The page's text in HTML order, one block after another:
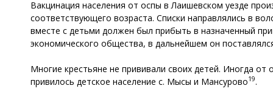
Вакцинация населения от оспы в Лаишевском уезде
соответствующего возраста. Списки направлялись в
вместе с детьми должен был прибыть в назначенный
экономического общества, в дальнейшем он
Многие крестьяне не прививали своих детей. Иногда
привилось детское население с. Мысы и Мансурово19.